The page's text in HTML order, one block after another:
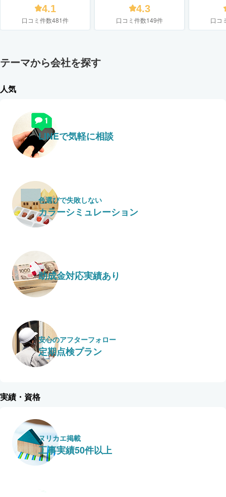
4.1
口コミ件数481件
4.3
口コミ件数149件 口コ
テーマから会社を探す
人気
LINEで気軽に相談
色選びで失敗しない
カラーシミュレーション
助成金対応実績あり
安心のアフターフォロー
定期点検プラン
実績・資格
ヌリカエ掲載
工事実績50件以上